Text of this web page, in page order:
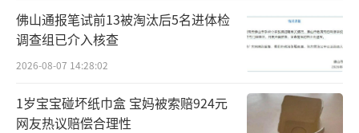
佛山通报笔试前13被淘汰后5名进体检
调查组已介入核查
2026-08-07 14:28:02
1岁宝宝碰坏纸巾盒 宝妈被索赔924元
网友热议赔偿合理性